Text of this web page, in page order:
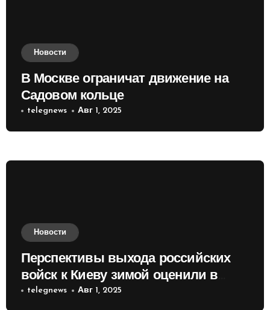
Новости
В Москве ограничат движение на
Садовом кольце
telegnews Авг 1, 2025
Новости
Перспективы выхода российских
войск к Киеву зимой оценили в
России
telegnews Авг 1, 2025